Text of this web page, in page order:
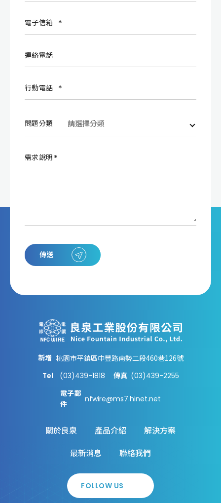
電子信箱
連絡電話
行動電話
問題分類
需求說明
傳送
新增 桃園市平鎮區中豐路南勢二段460巷126號
Tel
(03)439-1818 傳真 (03)439-2255
電子郵
件
nfwire@ms7.hinet.net
關於良泉 產品介紹
解決方案
最新消息
聯絡我們
FOLLOW US